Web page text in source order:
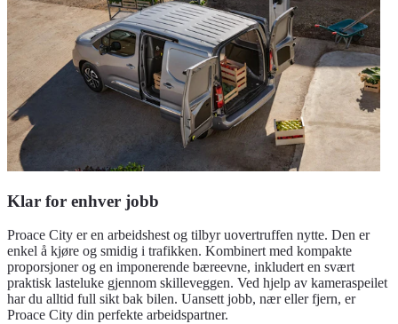
Klar for enhver jobb
Proace City er en arbeidshest og tilbyr uovertruffen nytte. Den er
enkel å kjøre og smidig i trafikken. Kombinert med kompakte
proporsjoner og en imponerende bæreevne, inkludert en svært
praktisk lasteluke gjennom skilleveggen. Ved hjelp av kameraspeilet
har du alltid full sikt bak bilen. Uansett jobb, nær eller fjern, er
Proace City din perfekte arbeidspartner.